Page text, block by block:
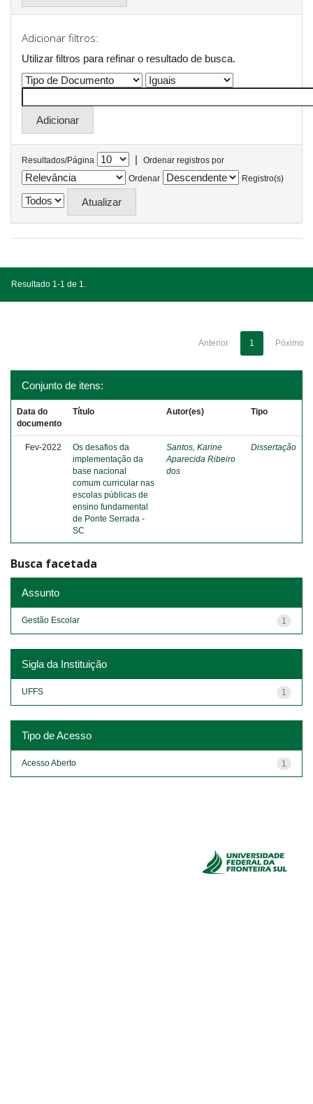
Adicionar filtros:
Utilizar filtros para refinar o resultado de busca.
Resultados/Página |
Ordenar registros por
Ordenar
Registro(s)
Resultado 1-1 de 1.
Anterior 1 Póximo
Conjunto de itens:
Data do
documento
Título Autor(es) Tipo
Fev-2022
Os desafios da
implementação da
base nacional
comum curricular nas
escolas públicas de
ensino fundamental
de Ponte Serrada -
SC
Santos, Karine
Aparecida Ribeiro
dos
Dissertação
Busca facetada
Assunto
1
Gestão Escolar
Sigla da Instituição
1
UFFS
Tipo de Acesso
1
Acesso Aberto